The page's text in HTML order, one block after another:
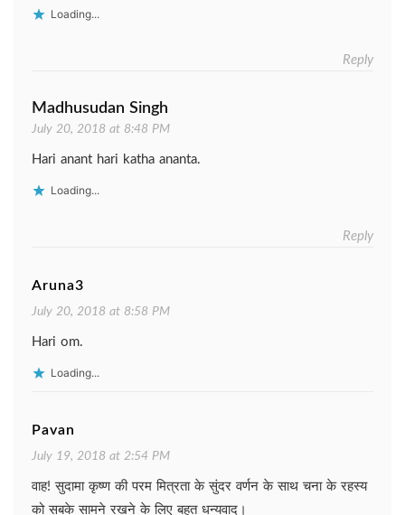
Loading...
Reply
Madhusudan Singh
July 20, 2018 at 8:48 PM
Hari anant hari katha ananta.
Loading...
Reply
Aruna3
July 20, 2018 at 8:58 PM
Hari om.
Loading...
Pavan
July 19, 2018 at 2:54 PM
वाह! सुदामा कृष्ण की परम मित्रता के सुंदर वर्णन के साथ चना के रहस्य
को सबके सामने रखने के लिए बहुत धन्यवाद।